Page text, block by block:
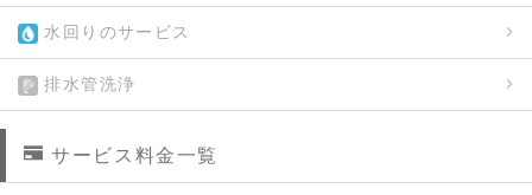
水回りのサービス
排水管洗浄
サービス料金一覧